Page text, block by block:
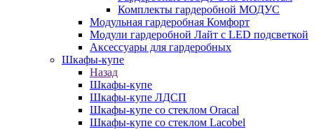
Комплекты гардеробной МОДУС
Модульная гардеробная Комфорт
Модули гардеробной Лайт с LED подсветкой
Аксессуары для гардеробных
Шкафы-купе
Назад
Шкафы-купе
Шкафы-купе ЛДСП
Шкафы-купе со стеклом Oracal
Шкафы-купе со стеклом Lacobel